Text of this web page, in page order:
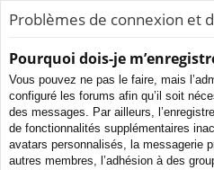
Problèmes de connexion et
Pourquoi dois-je
Vous pouvez ne pas le faire, mais
configuré les forums afin qu’il soit
des messages. Par ailleurs,
de fonctionnalités supplémentaires
avatars personnalisés, la messagerie
autres membres, l’adhésion à des